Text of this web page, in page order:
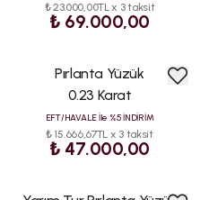
₺ 23.000,00TL x 3 taksit
₺ 69.000,00
Pırlanta Yüzük
0.23 Karat
EFT/HAVALE İle %5 İNDİRİM
₺ 15.666,67TL x 3 taksit
₺ 47.000,00